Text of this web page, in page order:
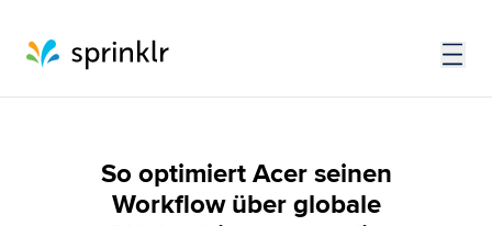
So optimiert Acer seinen
Workflow über globale